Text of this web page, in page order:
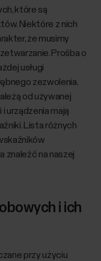
które są
Niektóre z nich
że musimy
Prośba o
usługi
zezwolenia.
od używanej
i urządzenia mają
Lista różnych
znaleźć na naszej
i ich
przy użyciu